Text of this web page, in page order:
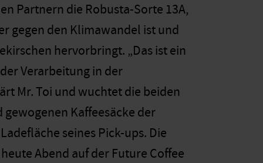
Partnern die Robusta-Sorte 13A,
gegen den Klimawandel ist und
hervorbringt. „Das ist ein
Verarbeitung in der
Mr. Toi und wuchtet die beiden
Kaffeesäcke der
seines Pick-ups. Die
Abend auf der Future Coffee